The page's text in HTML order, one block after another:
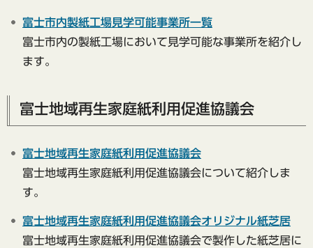
富士市内製紙工場見学可能事業所一覧
富士市内の製紙工場において見学可能な事業所を紹介し
ます。
富士地域再生家庭紙利用促進協議会
富士地域再生家庭紙利用促進協議会
富士地域再生家庭紙利用促進協議会について紹介しま
す。
富士地域再生家庭紙利用促進協議会オリジナル紙芝居
富士地域再生家庭紙利用促進協議会で製作した紙芝居に